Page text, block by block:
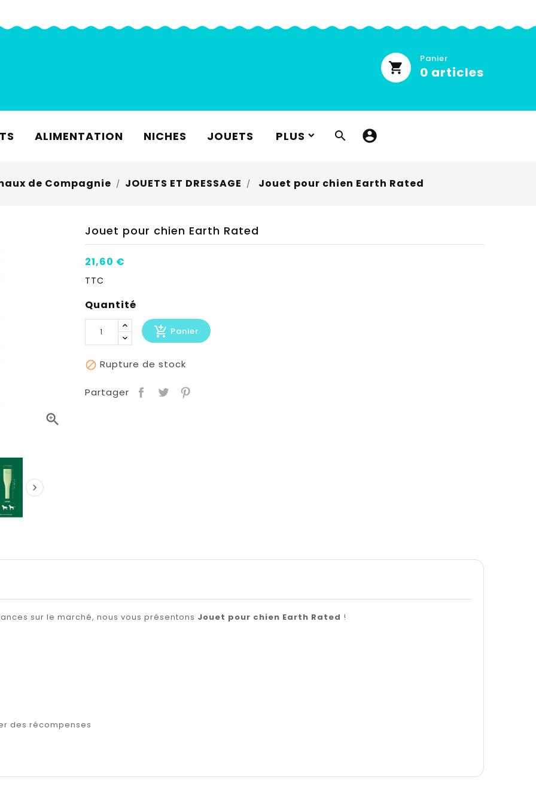
Panier
0 articles
ALIMENTATION NICHES JOUETS PLUS 
de Compagnie JOUETS ET DRESSAGE Jouet pour chien Earth Rated


Jouet pour chien Earth Rated
21,60 €
TTC
Quantité
add_shopping_cart Panier
 Rupture de stock
Partager
sur le marché, nous vous présentons Jouet pour chien Earth Rated !
des récompenses